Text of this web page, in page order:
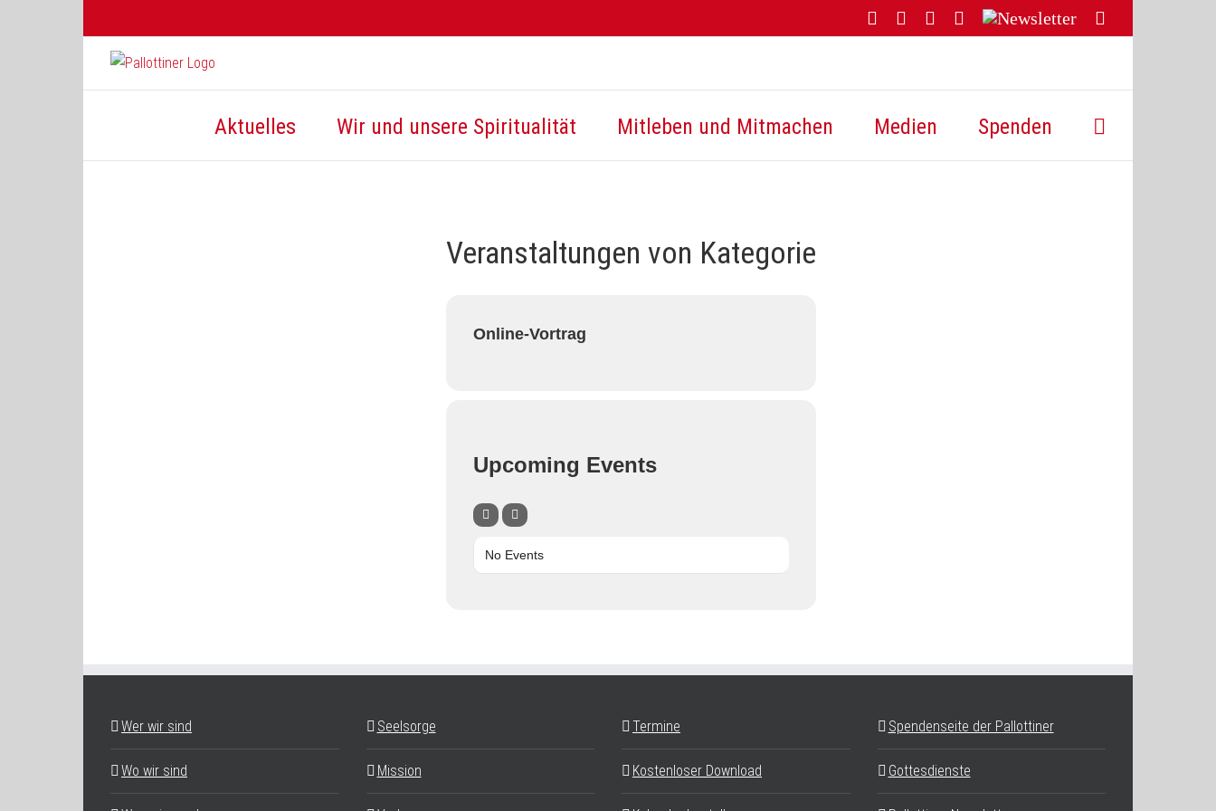
FacebookYouTubeInstagram
Threads
Newsletter
Mail
Aktuelles Wir und unsere Spiritualität Mitleben und Mitmachen Medien Spenden
Veranstaltungen von Kategorie
Online-Vortrag
Upcoming Events
No Events
Wer wir sind
Wo wir sind
Seelsorge
Mission
Termine
Kostenloser Download
Spendenseite der Pallottiner
Gottesdienste